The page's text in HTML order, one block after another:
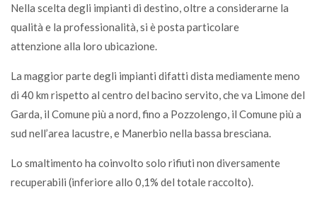
Nella scelta degli impianti di destino, oltre a considerarne la
qualità e la professionalità, si è posta particolare
attenzione alla loro ubicazione.
La maggior parte degli impianti difatti dista mediamente meno
di 40 km rispetto al centro del bacino servito, che va Limone del
Garda, il Comune più a nord, fino a Pozzolengo, il Comune più a
sud nell’area lacustre, e Manerbio nella bassa bresciana.
Lo smaltimento ha coinvolto solo rifiuti non diversamente
recuperabili (inferiore allo 0,1% del totale raccolto).